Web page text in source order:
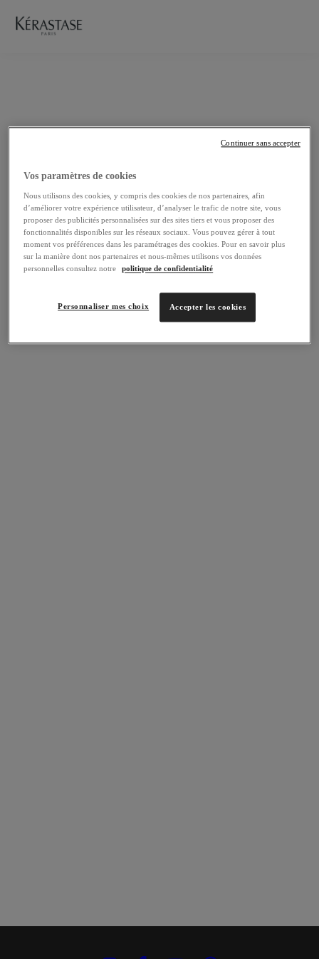
Vos paramètres de cookies
Nous utilisons des cookies, y compris des cookies de nos partenaires, afin
d’améliorer votre expérience utilisateur, d’analyser le trafic de notre site, vous
proposer des publicités personnalisées sur des sites tiers et vous proposer des
fonctionnalités disponibles sur les réseaux sociaux. Vous pouvez gérer à tout
moment vos préférences dans les paramétrages des cookies. Pour en savoir plus
sur la manière dont nos partenaires et nous-mêmes utilisons vos données
personnelles consultez notre
politique de confidentialité
Accepter les cookies
Personnaliser mes choix
Continuer sans accepter